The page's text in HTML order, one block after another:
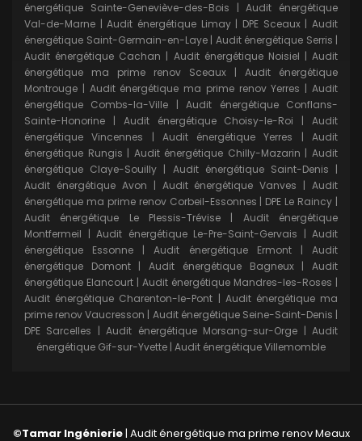
énergétique Sainte-Geneviève-des-Bois |Audit énergétique
Val-de-Marne |Audit énergétique Limay| DPE Sceaux|Audit
énergétique Saint-Germain-en-Laye| Audit énergétique Serris |
Audit énergétique Cachan | Audit énergétique Noisiel | Audit
énergétique ma prime renov Sceaux | Audit énergétique
Montrouge | Audit énergétique ma prime renov Yerres |Audit
énergétique Combs-la-Ville |Audit énergétique Conflans-
Sainte-Honorine | Audit énergétique Choisy-le-Roi |Audit
énergétique Vincennes | Audit énergétique Yerres |Audit
énergétique Rungis | Audit énergétique Chilly-Mazarin |Audit
énergétique Claye-Souilly | Audit énergétique Saint-Denis |
Audit énergétique Avon | Audit énergétique Vanves | Audit
énergétique ma prime renov Corbeil-Essonnes | DPE Le Raincy |
Audit énergétique Le Plessis-Trévise | Audit énergétique
Montfermeil | Audit énergétique Le-Pre-Saint-Gervais | Audit
énergétique Essonne |Audit énergétique Ermont|Audit
énergétique Domont|Audit énergétique Bagneux|Audit
énergétique Elancourt | Audit énergétique Mandres-les-Roses |
Audit énergétique Charenton-le-Pont | Audit énergétique ma
prime renov Vaucresson | Audit énergétique Seine-Saint-Denis |
DPE Sarcelles |Audit énergétique Morsang-sur-Orge |Audit
énergétique Gif-sur-Yvette | Audit énergétique Villemomble
©Tamar Ingénierie| Audit énergétique ma prime renov Meaux